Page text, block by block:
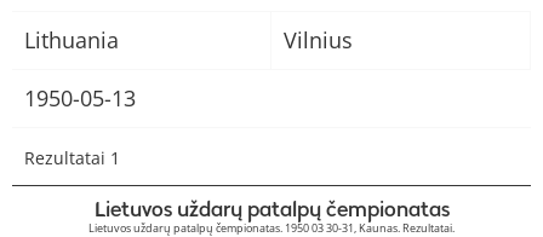
Lithuania
Vilnius
1950-05-13
Rezultatai 1
Lietuvos uždarų patalpų čempionatas
Lietuvos uždarų patalpų čempionatas. 1950 03 30-31, Kaunas. Rezultatai.